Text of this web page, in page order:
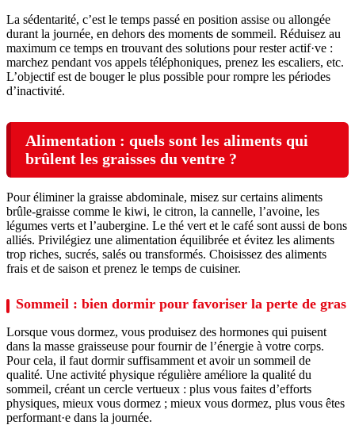
La sédentarité, c’est le temps passé en position assise ou allongée
durant la journée, en dehors des moments de sommeil. Réduisez au
maximum ce temps en trouvant des solutions pour rester actif·ve :
marchez pendant vos appels téléphoniques, prenez les escaliers, etc.
L’objectif est de bouger le plus possible pour rompre les périodes
d’inactivité.
Alimentation : quels sont les aliments qui
brûlent les graisses du ventre ?
Pour éliminer la graisse abdominale, misez sur certains aliments
brûle-graisse comme le kiwi, le citron, la cannelle, l’avoine, les
légumes verts et l’aubergine. Le thé vert et le café sont aussi de bons
alliés. Privilégiez une alimentation équilibrée et évitez les aliments
trop riches, sucrés, salés ou transformés. Choisissez des aliments
frais et de saison et prenez le temps de cuisiner.
Sommeil : bien dormir pour favoriser la perte de gras
Lorsque vous dormez, vous produisez des hormones qui puisent
dans la masse graisseuse pour fournir de l’énergie à votre corps.
Pour cela, il faut dormir suffisamment et avoir un sommeil de
qualité. Une activité physique régulière améliore la qualité du
sommeil, créant un cercle vertueux : plus vous faites d’efforts
physiques, mieux vous dormez ; mieux vous dormez, plus vous êtes
performant·e dans la journée.